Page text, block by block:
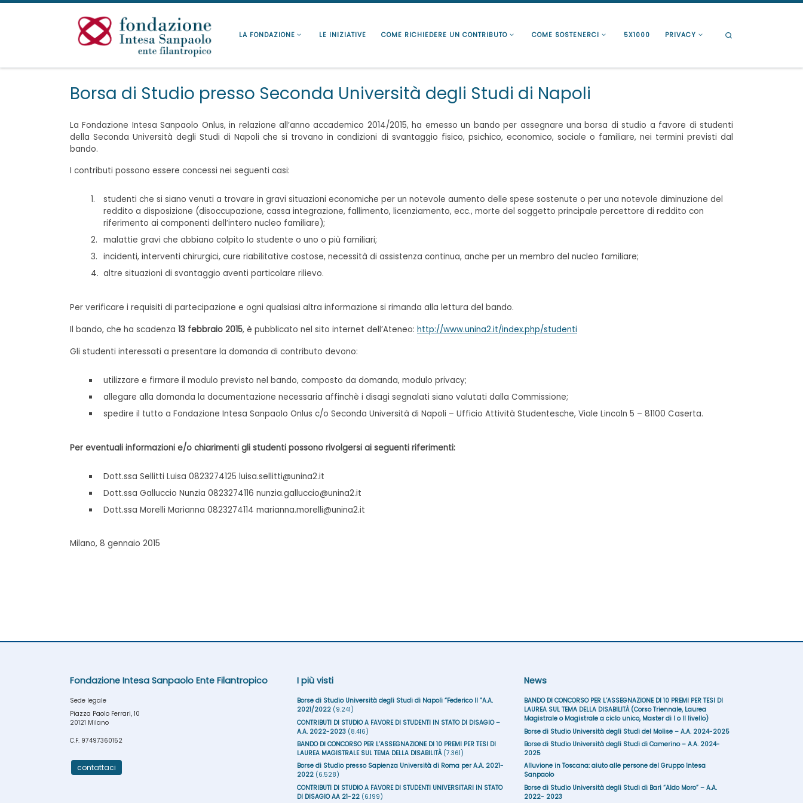
Passa al contenuto
LA FONDAZIONE LE INIZIATIVE COME RICHIEDERE UN CONTRIBUTO COME SOSTENERCI 5X1000 PRIVACY
Borsa di Studio presso Seconda Università degli Studi di Napoli
La Fondazione Intesa Sanpaolo Onlus, in relazione all’anno accademico 2014/2015, ha emesso un bando per assegnare una borsa di studio a favore di studenti
della Seconda Università degli Studi di Napoli che si trovano in condizioni di svantaggio fisico, psichico, economico, sociale o familiare, nei termini previsti dal
bando.
I contributi possono essere concessi nei seguenti casi:
studenti che si siano venuti a trovare in gravi situazioni economiche per un notevole aumento delle spese sostenute o per una notevole diminuzione del
reddito a disposizione (disoccupazione, cassa integrazione, fallimento, licenziamento, ecc., morte del soggetto principale percettore di reddito con
riferimento ai componenti dell’intero nucleo familiare);
malattie gravi che abbiano colpito lo studente o uno o più familiari;
incidenti, interventi chirurgici, cure riabilitative costose, necessità di assistenza continua, anche per un membro del nucleo familiare;
altre situazioni di svantaggio aventi particolare rilievo.
Per verificare i requisiti di partecipazione e ogni qualsiasi altra informazione si rimanda alla lettura del bando.
Il bando, che ha scadenza 13 febbraio 2015, è pubblicato nel sito internet dell’Ateneo: http://www.unina2.it/index.php/studenti
Gli studenti interessati a presentare la domanda di contributo devono:
utilizzare e firmare il modulo previsto nel bando, composto da domanda, modulo privacy;
allegare alla domanda la documentazione necessaria affinchè i disagi segnalati siano valutati dalla Commissione;
spedire il tutto a Fondazione Intesa Sanpaolo Onlus c/o Seconda Università di Napoli – Ufficio Attività Studentesche, Viale Lincoln 5 – 81100 Caserta.
Per eventuali informazioni e/o chiarimenti gli studenti possono rivolgersi ai seguenti riferimenti:
Dott.ssa Sellitti Luisa 0823274125 luisa.sellitti@unina2.it
Dott.ssa Galluccio Nunzia 0823274116 nunzia.galluccio@unina2.it
Dott.ssa Morelli Marianna 0823274114 marianna.morelli@unina2.it
Milano, 8 gennaio 2015
Fondazione Intesa Sanpaolo Ente Filantropico
Sede legale
Piazza Paolo Ferrari, 10
20121 Milano
C.F. 97497360152
contattaci
I più visti
Borse di Studio Università degli Studi di Napoli “Federico II ”A.A.
2021/2022 (9.241)
CONTRIBUTI DI STUDIO A FAVORE DI STUDENTI IN STATO DI DISAGIO –
A.A. 2022-2023 (8.416)
BANDO DI CONCORSO PER L’ASSEGNAZIONE DI 10 PREMI PER TESI DI
LAUREA MAGISTRALE SUL TEMA DELLA DISABILITÀ (7.361)
Borse di Studio presso Sapienza Università di Roma per A.A. 2021-
2022 (6.528)
CONTRIBUTI DI STUDIO A FAVORE DI STUDENTI UNIVERSITARI IN STATO
DI DISAGIO AA 21-22 (6.199)
News
BANDO DI CONCORSO PER L’ASSEGNAZIONE DI 10 PREMI PER TESI DI
LAUREA SUL TEMA DELLA DISABILITÀ (Corso Triennale, Laurea
Magistrale o Magistrale a ciclo unico, Master di I o II livello)
Borse di Studio Università degli Studi del Molise – A.A. 2024-2025
Borse di Studio Università degli Studi di Camerino – A.A. 2024-
2025
Alluvione in Toscana: aiuto alle persone del Gruppo Intesa
Sanpaolo
Borse di Studio Università degli Studi di Bari “Aldo Moro” – A.A.
2022- 2023